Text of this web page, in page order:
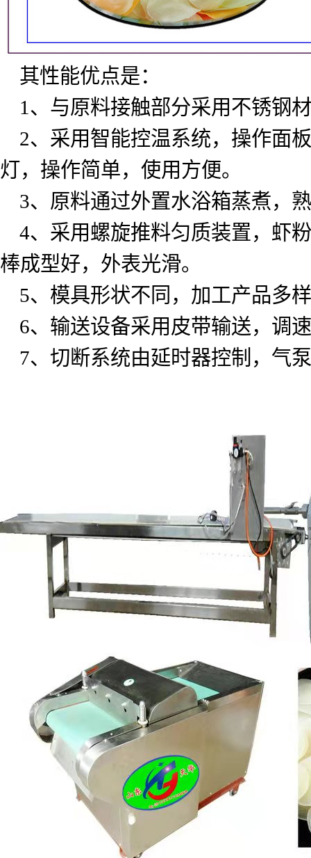
其性能优点是：
1 、与原料接触部分采用不锈钢
2、采用智能控温系统，操作面
灯，操作简单，使用方便。
3、原料通过外置水浴箱蒸煮，
4、采用螺旋推料匀质装置，虾
棒成型好，外表光滑。
5、模具形状不同，加工产品多
6、输送设备采用皮带输送，调
7、切断系统由延时器控制，气